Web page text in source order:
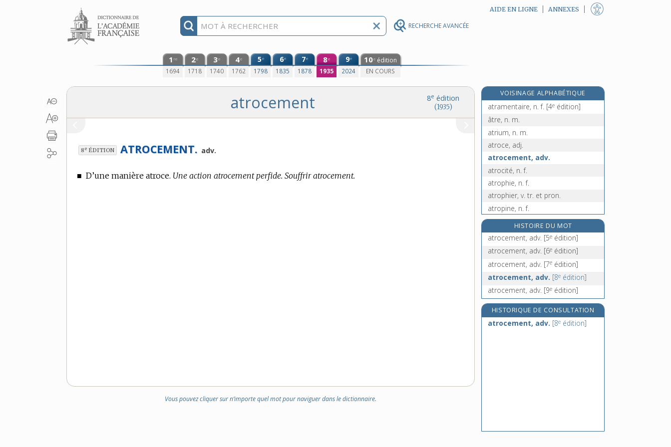
RECHERCHE AVANCÉE
Aller au contenu AIDE EN LIGNE ANNEXES
1 re
1694
2e
1718
3e
1740
4e
1762
5e
1798
6e
1835
7e
1878
8e
1935
9e
2024
10e édition
EN COURS
8e édition
(1935)
atrocement
8e ÉDITION ATROCEMENT. adv.
■ D’une manière atroce. Une action atrocement perfide. Souffrir atrocement.
Vous pouvez cliquer sur n’importe quel mot pour naviguer dans le dictionnaire.
VOISINAGE ALPHABÉTIQUE
atrabile, n. f.
atramentaire, n. f. [4e édition]
âtre, n. m.
atrium, n. m.
atroce, adj.
atrocement, adv.
atrocité, n. f.
atrophie, n. f.
atrophier, v. tr. et pron.
atropine, n. f.
atropos, n. f.[5eédition]
attabler, v. tr. et pron.
attachant, -ante, adj.
HISTOIRE DU MOT
atrocement, adv. [5e édition]
atrocement, adv. [6e édition]
atrocement, adv. [7e édition]
atrocement, adv. [8e édition]
atrocement, adv. [9e édition]
HISTORIQUE DE CONSULTATION
atrocement, adv. [8e édition]